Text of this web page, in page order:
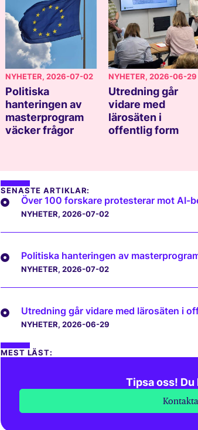
NYHETER, 2026-07-02
Politiska
hanteringen av
masterprogram
väcker frågor
NYHETER, 2026-06-29
Utredning går
vidare med
lärosäten i
offentlig form
SENASTE ARTIKLAR:
Över 100 forskare protesterar mot AI-
NYHETER, 2026-07-02
Politiska hanteringen av
NYHETER, 2026-07-02
Utredning går vidare med lärosäten i
NYHETER, 2026-06-29
MEST LÄST:
Tipsa oss! Du